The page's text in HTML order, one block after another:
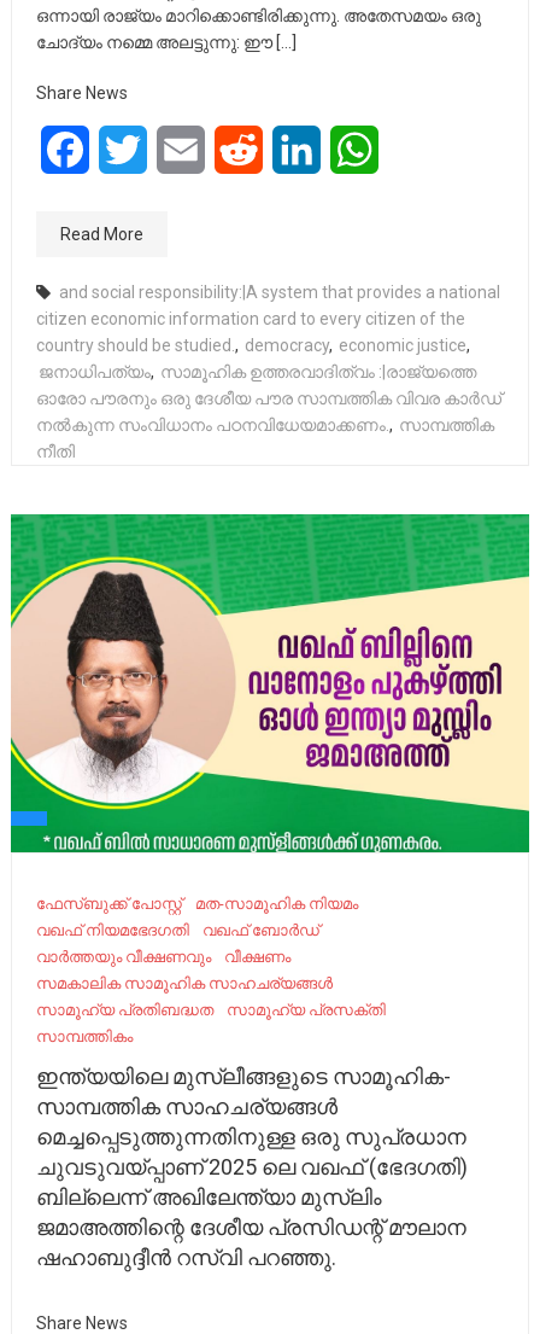
ഒന്നായി രാജ്യം മാറിക്കൊണ്ടിരിക്കുന്നു. അതേസമയം ഒരു
ചോദ്യം നമ്മെ അലട്ടുന്നു: ഈ […]
Share News
FacebookTwitter Email Reddit LinkedIn
Read More
and social responsibility:|A system that provides a national
citizen economic information card to every citizen of the
country should be studied., democracy, economic justice,
ജനാധിപത്യം, സാമൂഹിക ഉത്തരവാദിത്വം :|രാജ്യത്തെ
ഓരോ പൗരനും ഒരു ദേശീയ പൗര സാമ്പത്തിക വിവര കാർഡ്
നൽകുന്ന സംവിധാനം പഠനവിധേയമാക്കണം., സാമ്പത്തിക
നീതി
ഫേ​സ്ബു​ക്ക് പോ​സ്റ്റ്
മത-സാമൂഹിക നിയമം
വഖഫ് നിയമഭേദഗതി
വഖഫ് ബോർഡ്
വാർത്തയും വീക്ഷണവും
വീക്ഷണം
സമകാലിക സാമൂഹിക സാഹചര്യങ്ങൾ
സാമൂഹ്യ പ്രതിബദ്ധത
സാമൂഹ്യ പ്രസക്തി
സാമ്പത്തികം
ഇന്ത്യയിലെ മുസ്ലീങ്ങളുടെ സാമൂഹിക-
സാമ്പത്തിക സാഹചര്യങ്ങൾ
മെച്ചപ്പെടുത്തുന്നതിനുള്ള ഒരു സുപ്രധാന
ചുവടുവയ്പ്പാണ് 2025 ലെ വഖഫ് (ഭേദഗതി)
ബില്ലെന്ന് അഖിലേന്ത്യാ മുസ്ലിം
ജമാഅത്തിന്റെ ദേശീയ പ്രസിഡന്റ് മൗലാന
ഷഹാബുദ്ദീൻ റസ്വി പറഞ്ഞു.
Share News